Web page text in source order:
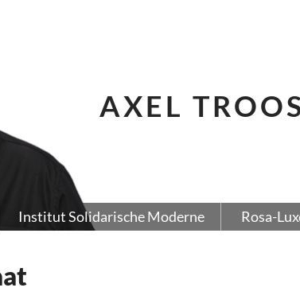
AXEL
Institut Solidarische Moderne Rosa-